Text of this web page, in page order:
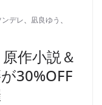
ンデレ 凪良ゆう
作小説＆
30%OFF